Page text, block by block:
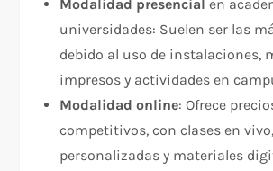
Modalidad presencial en
universidades: Suelen ser las
debido al uso de instalaciones,
impresos y actividades en
Modalidad online: Ofrece
competitivos, con clases en
personalizadas y materiales